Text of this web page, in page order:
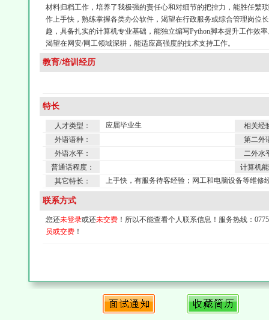
材料归档工作，培养了我极强的责任心和对细节的把控力，能胜任繁
作上手快，熟练掌握各类办公软件，渴望在行政服务或综合管理岗位
趣，具备扎实的计算机专业基础，能独立编写Python脚本提升工作效
渴望在网安/网工领域深耕，能适应高强度的技术支持工作。
教育/培训经历
特长
人才类型： 应届毕业生
相关经
外语语种：
第二外
外语水平：
二外水
普通话程度：
计算机
其它特长：
上手快，有服务待客经验；网工和电脑设备等维修
联系方式
您还未登录或还未交费 ！所以不能查看个人联系信息！服务热线：
员或交费 ！